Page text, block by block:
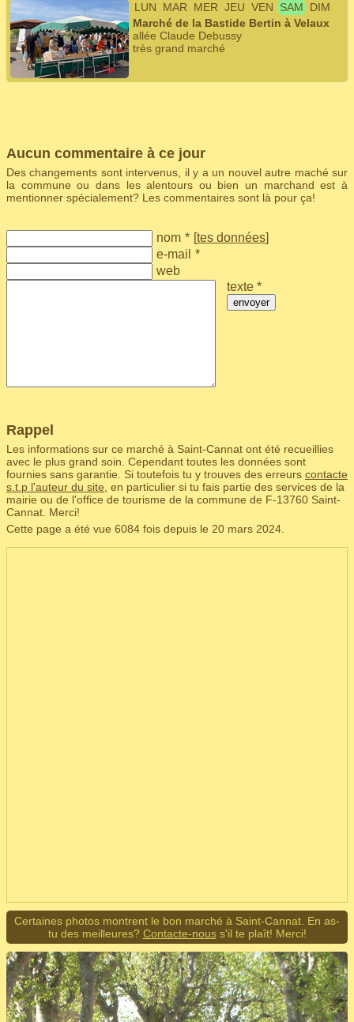
LUN MAR MER JEU VEN SAM
DIM
Marché de la Bastide Bertin à Velaux
allée Claude Debussy
très grand marché
Aucun commentaire à ce jour
Des changements sont intervenus, il y a un nouvel autre maché sur
la commune ou dans les alentours ou bien un marchand est à
mentionner spécialement? Les commentaires sont là pour ça!
nom * [tes données]
e-mail *
web
texte *
envoyer
Rappel
Les informations sur ce marché à Saint-Cannat ont été recueillies
avec le plus grand soin. Cependant toutes les données sont
fournies sans garantie. Si toutefois tu y trouves des erreurs contacte
s.t.p l'auteur du site , en particulier si tu fais partie des services de la
mairie ou de l'office de tourisme de la commune de F‑13760 Saint-
Cannat. Merci!
Cette page a été vue 6084 fois depuis le 20 mars 2024.
Certaines photos montrent le bon marché à Saint-Cannat. En as-
tu des meilleures? Contacte-nouss'il te plaît! Merci!